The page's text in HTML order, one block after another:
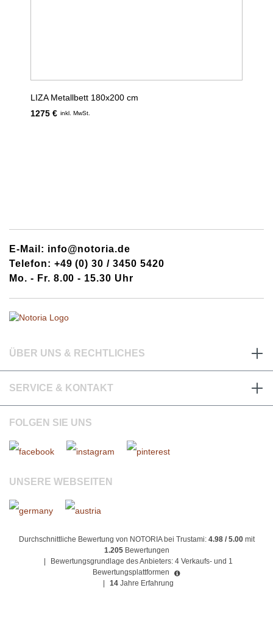
LIZA Metallbett 180x200 cm
1275 € inkl. MwSt.
E-Mail: info@notoria.de
Telefon: +49 (0) 30 / 3450 5420
Mo. - Fr. 8.00 - 15.30 Uhr
ÜBER UNS & RECHTLICHES
SERVICE & KONTAKT
FOLGEN SIE UNS
UNSERE WEBSEITEN
Durchschnittliche Bewertung von NOTORIA bei Trustami: 4.98 / 5.00mit
1.205 Bewertungen
Bewertungsgrundlage des Anbieters: 4 Verkaufs- und 1
Bewertungsplattformen
14 Jahre Erfahrung